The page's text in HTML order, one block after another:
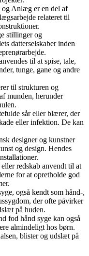
Anlæg er en del af
relateret til
stillinger og
datterselskaber inden
til at spise, tale,
tunge, gane og andre
til strukturen og
munden, herunder
sår eller blærer, der
eller infektion. De kan
designer og kunstner
og design. Hendes
redskab anvendt til at
for at opretholde god
også kendt som hånd-,
der ofte påvirker
på huden.
fod hånd syge kan også
almindeligt hos børn.
blister og udslæt på